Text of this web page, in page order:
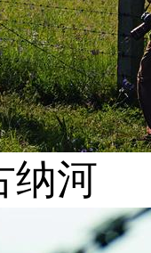
纳河